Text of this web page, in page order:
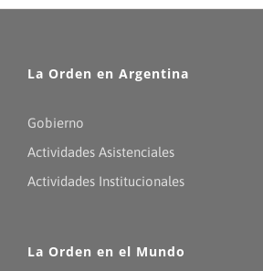
La Orden en Argentina
Gobierno
Actividades Asistenciales
Actividades Institucionales
La Orden en el Mundo